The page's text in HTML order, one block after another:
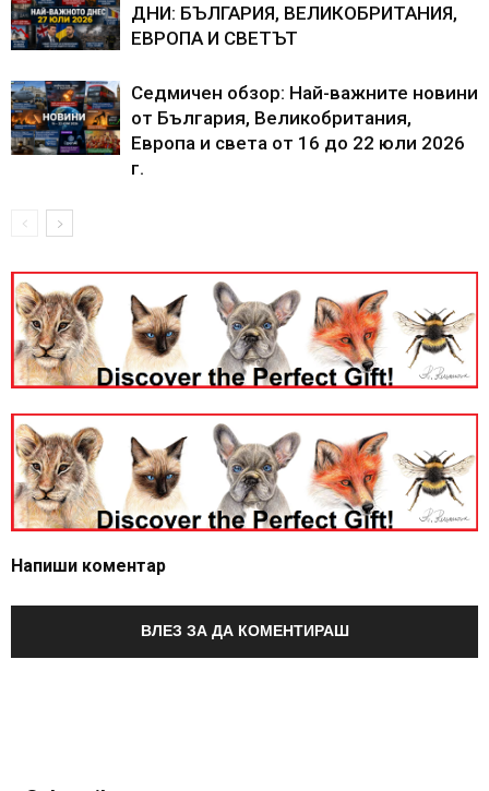
ДНИ: БЪЛГАРИЯ, ВЕЛИКОБРИТАНИЯ,
ЕВРОПА И СВЕТЪТ
Седмичен обзор: Най-важните новини
от България, Великобритания,
Европа и света от 16 до 22 юли 2026
г.
Напиши коментар
ВЛЕЗ ЗА ДА КОМЕНТИРАШ